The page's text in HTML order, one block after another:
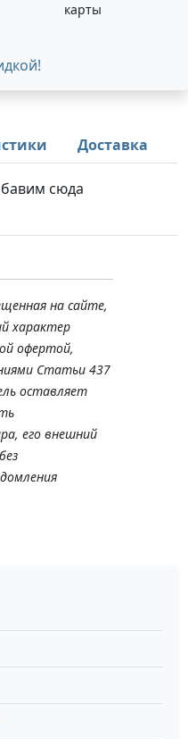
карты
Доставка
сюда
на сайте,
характер
офертой,
Статьи 437
оставляет
его внешний